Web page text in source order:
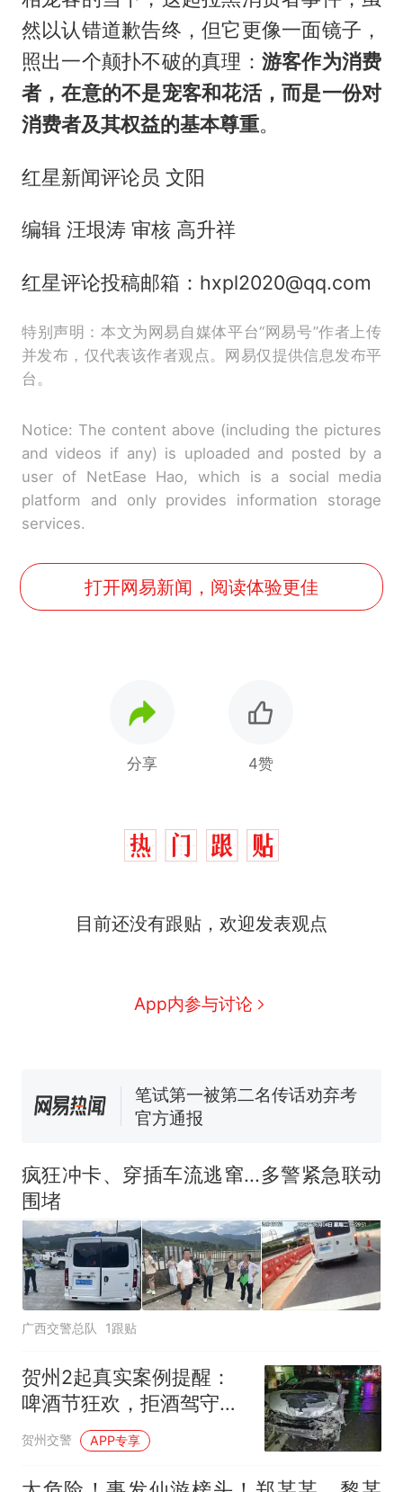
然以认错道歉告终，但它更像一面镜子，
照出一个颠扑不破的真理： 游客作为消费
者，在意的不是宠客和花活，而是一份对
消费者及其权益的基本尊重。
红星新闻评论员 文阳
编辑 汪垠涛 审核 高升祥
红星评论投稿邮箱：hxpl2020@qq.com
特别声明：本文为网易自媒体平台“网易号”作者上传
并发布，仅代表该作者观点。网易仅提供信息发布平
台。
Notice: The content above (including the pictures
and videos if any) is uploaded and posted by a
user of NetEase Hao, which is a social media
platform and only provides information storage
services.
打开网易新闻，阅读体验更佳
分享 4赞
目前还没有跟贴，欢迎发表观点
App内参与讨论
热
那个在床头放菜刀的女孩，
制裁瓜子饺子，美国怕什
么？
协会回应
美国渔民钓获鲨鱼徒手将其拽
佛山一中学招聘物理教师，笔
试前13名均遭淘汰？教育局：
核查
因老师一句“跟我回家”改写了
疯狂冲卡、穿插车流逃窜...多警紧急联动
围堵
广西交警总队 1跟贴
贺州2起真实案例提醒：
啤酒节狂欢，拒酒驾守平
安！
贺州交警 APP专享